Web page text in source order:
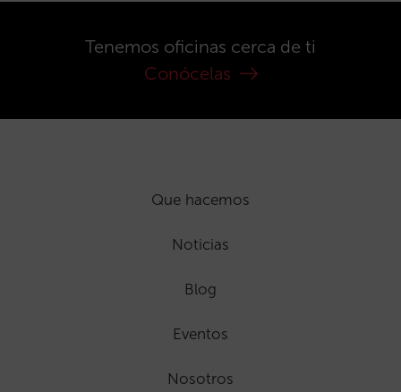
Tenemos oficinas cerca de ti
Conócelas
Que hacemos
Noticias
Blog
Eventos
Nosotros